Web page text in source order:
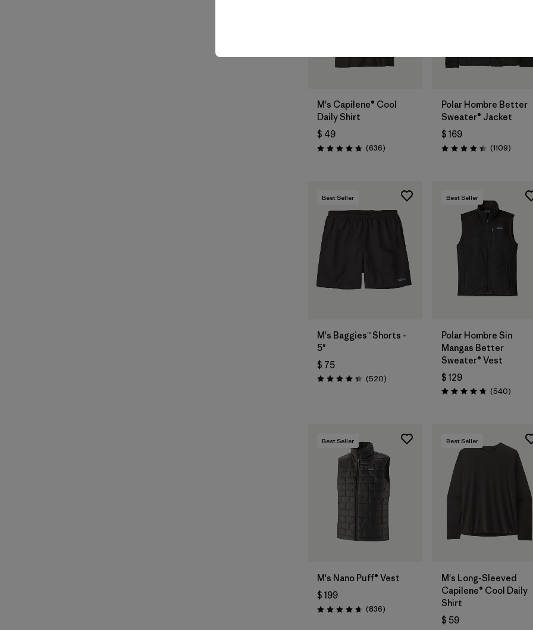
M's Capilene® Cool
Daily Shirt
$ 49
Valoración: 4.7 / 5
(636Comentarios
)
Polar Hombre Better
Sweater® Jacket
$ 169
Valoración: 4.4 / 5
(1109)
Best Seller
M's Baggies™ Shorts -
5"
$ 75
Valoración: 4.4 / 5
(520Comentarios
)
Best Seller
Polar Hombre Sin
Mangas Better
Sweater® Vest
$ 129
Valoración: 4.8 / 5
(540)
Best Seller
M's Nano Puff® Vest
$ 199
Valoración: 4.7 / 5
(836Comentarios
)
Best Seller
M's Long-Sleeved
Capilene® Cool Daily
Shirt
$ 59